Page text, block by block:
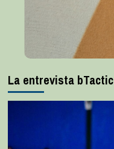
La entrevista bTactic